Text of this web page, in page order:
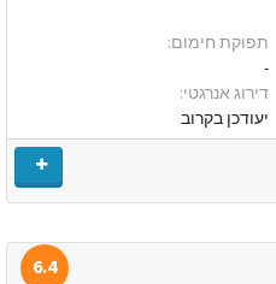
תפוקת חימום:
-
דירוג אנרגטי:
יעודכן בקרוב
6.4